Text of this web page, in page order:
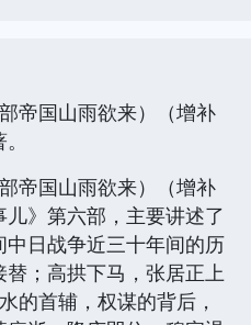
帝国山雨欲来）（增补
帝国山雨欲来）（增补
》第六部，主要讲述了
日战争近三十年间的历
；高拱下马，张居正上
的首辅，权谋的背后，